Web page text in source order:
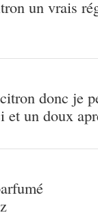
un vrais
donc je
et un doux